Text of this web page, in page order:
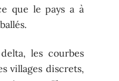
que le pays a à
les courbes
villages discrets,